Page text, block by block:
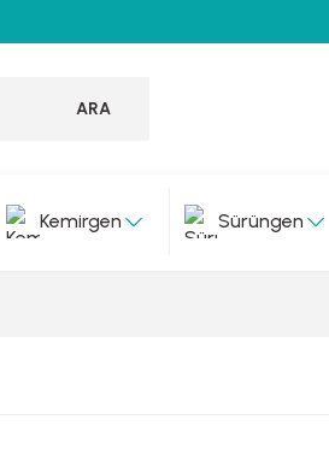
ARA
Kemirgen Sürüngen